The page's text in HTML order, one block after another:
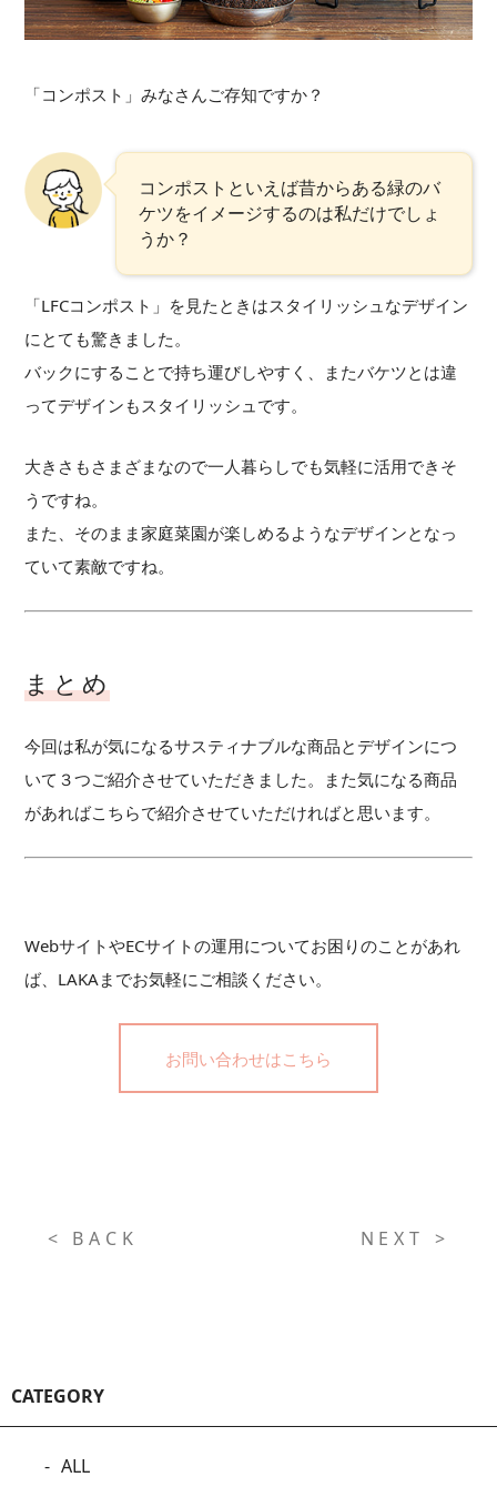
「コンポスト」みなさんご存知ですか？
コンポストといえば昔からある緑のバ
ケツをイメージするのは私だけでしょ
うか？
「LFCコンポスト」を見たときはスタイリッシュなデザイン
にとても驚きました。
バックにすることで持ち運びしやすく、またバケツとは違
ってデザインもスタイリッシュです。
大きさもさまざまなので一人暮らしでも気軽に活用できそ
うですね。
また、そのまま家庭菜園が楽しめるようなデザインとなっ
ていて素敵ですね。
まとめ
今回は私が気になるサスティナブルな商品とデザインにつ
いて３つご紹介させていただきました。また気になる商品
があればこちらで紹介させていただければと思います。
WebサイトやECサイトの運用についてお困りのことがあれ
ば、LAKAまでお気軽にご相談ください。
お問い合わせはこちら
< BACK NEXT >
CATEGORY
ALL